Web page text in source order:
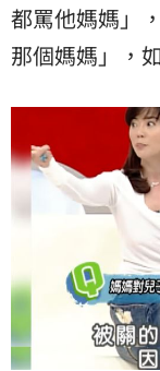
都罵他媽媽」
那個媽媽」，